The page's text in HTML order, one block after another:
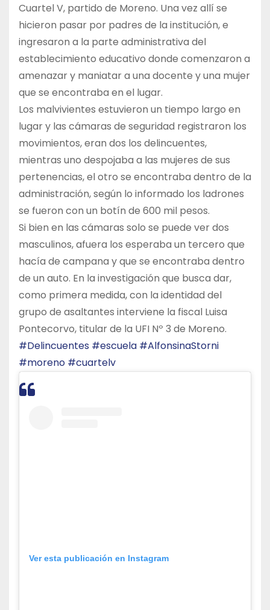
Cuartel V, partido de Moreno. Una vez allí se
hicieron pasar por padres de la institución, e
ingresaron a la parte administrativa del
establecimiento educativo donde comenzaron a
amenazar y maniatar a una docente y una mujer
que se encontraba en el lugar.
Los malvivientes estuvieron un tiempo largo en
lugar y las cámaras de seguridad registraron los
movimientos, eran dos los delincuentes,
mientras uno despojaba a las mujeres de sus
pertenencias, el otro se encontraba dentro de la
administración, según lo informado los ladrones
se fueron con un botín de 600 mil pesos.
Si bien en las cámaras solo se puede ver dos
masculinos, afuera los esperaba un tercero que
hacía de campana y que se encontraba dentro
de un auto. En la investigación que busca dar,
como primera medida, con la identidad del
grupo de asaltantes interviene la fiscal Luisa
Pontecorvo, titular de la UFI Nº 3 de Moreno.
#Delincuentes #escuela #AlfonsinaStorni
#moreno #cuartelv
Ver esta publicación en Instagram